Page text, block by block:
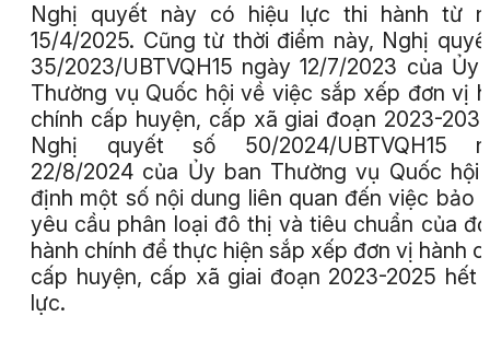
Nghị quyết này có hiệu lực thi hành từ
15/4/2025. Cũng từ thời điểm này, Nghị
35/2023/UBTVQH15 ngày 12/7/2023 của Ủy
Thường vụ Quốc hội về việc sắp xếp đơn vị
chính cấp huyện, cấp xã giai đoạn 2023-
Nghị quyết số 50/2024/UBTVQH15
22/8/2024 của Ủy ban Thường vụ Quốc hội
định một số nội dung liên quan đến việc bảo
yêu cầu phân loại đô thị và tiêu chuẩn của
hành chính để thực hiện sắp xếp đơn vị hành
cấp huyện, cấp xã giai đoạn 2023-2025 hết
lực.